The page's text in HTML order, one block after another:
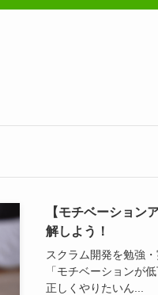
【モチベーション
解しよう！
スクラム開発を勉強
「モチベーションが
正しくやりたいん...